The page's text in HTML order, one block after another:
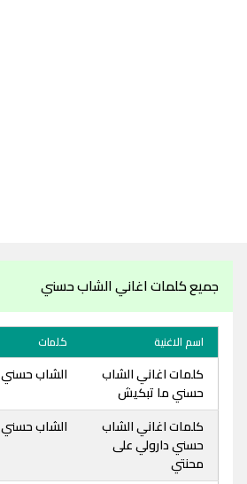
جميع كلمات اغاني الشاب حسني
اسم الاغنية كلمات
كلمات اغاني الشاب
حسني ما تبكيش
الشاب حسني
كلمات اغاني الشاب
حسني دارولي على
محنتي
الشاب حسني